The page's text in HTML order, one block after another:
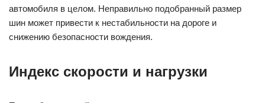
автомобиля в целом. Неправильно подобранный размер
шин может привести к нестабильности на дороге и
снижению безопасности вождения.
Индекс скорости и нагрузки